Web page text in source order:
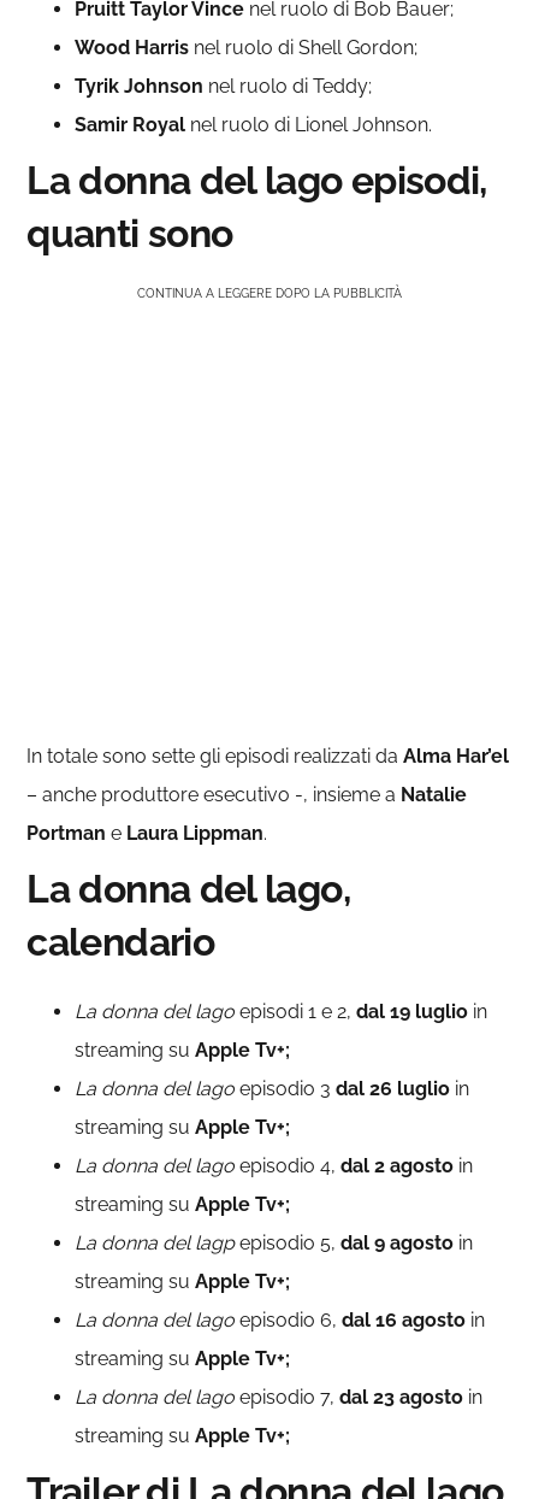
Pruitt Taylor Vince nel ruolo di Bob Bauer;
Wood Harris nel ruolo di Shell Gordon;
Tyrik Johnson nel ruolo di Teddy;
Samir Royal nel ruolo di Lionel Johnson.
La donna del lago episodi,
quanti sono
CONTINUA A LEGGERE DOPO LA PUBBLICITÀ
In totale sono sette gli episodi realizzati daAlma Har’el
– anche produttore esecutivo -, insieme a Natalie
Portmane Laura Lippman.
La donna del lago,
calendario
La donna del lago episodi 1 e 2,dal 19 luglio in
streaming suApple Tv+;
La donna del lago episodio 3dal 26 luglio in
streaming suApple Tv+;
La donna del lago episodio 4,dal 2 agosto in
streaming suApple Tv+;
La donna del lagpepisodio 5,dal 9 agosto in
streaming suApple Tv+;
La donna del lago episodio 6,dal 16 agosto in
streaming suApple Tv+;
La donna del lago episodio 7,dal 23 agosto in
streaming suApple Tv+;